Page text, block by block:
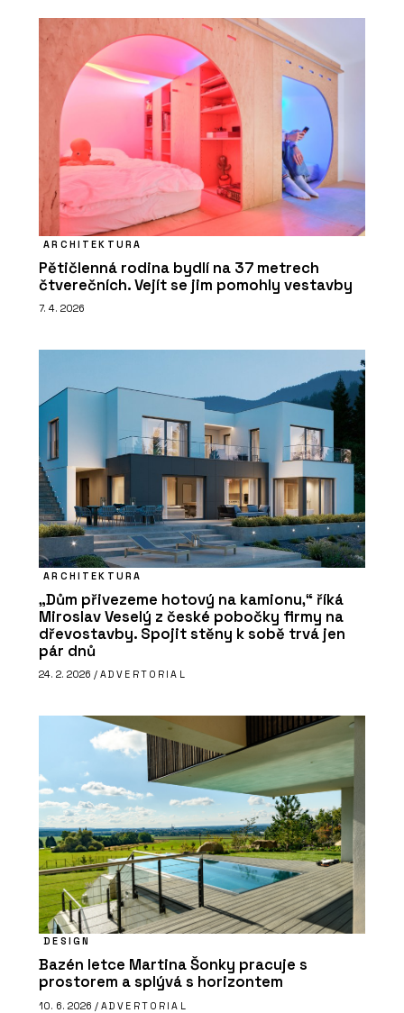
ARCHITEKTURA
Pětičlenná rodina bydlí na 37 metrech
čtverečních. Vejít se jim pomohly vestavby
7. 4. 2026
ARCHITEKTURA
„Dům přivezeme hotový na kamionu,“ říká
Miroslav Veselý z české pobočky firmy na
dřevostavby. Spojit stěny k sobě trvá jen
pár dnů
24. 2. 2026 / ADVERTORIAL
DESIGN
Bazén letce Martina Šonky pracuje s
prostorem a splývá s horizontem
10. 6. 2026 / ADVERTORIAL